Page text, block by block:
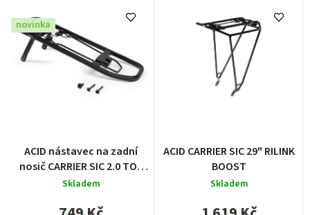
novinka
ACID nástavec na zadní
nosič CARRIER SIC 2.0 TOP
TRAIL 2025
Skladem
ACID CARRIER SIC 29" RILINK
BOOST
Skladem